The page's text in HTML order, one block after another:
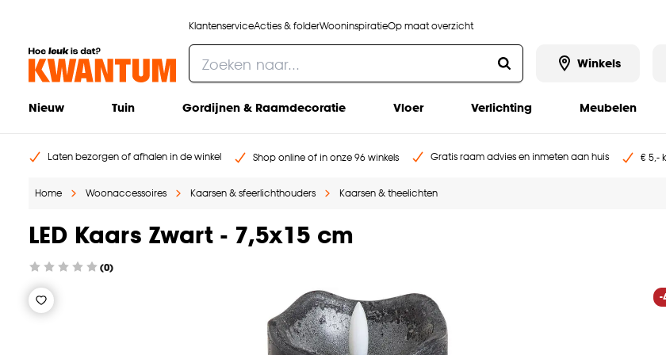
KlantenserviceActies & folderWooninspiratieOp maat overzicht
Winkels
Nieuw Tuin Gordijnen & Raamdecoratie Vloer Verlichting Meubelen
Laten bezorgen of afhalen in de winkel Shop online of in onze 96 winkels Gratis raam advies en inmeten aan huis € 5,-
Home Woonaccessoires Kaarsen & sfeerlichthouders Kaarsen & theelichten
LED Kaars Zwart - 7,5x15 cm
(0)
-